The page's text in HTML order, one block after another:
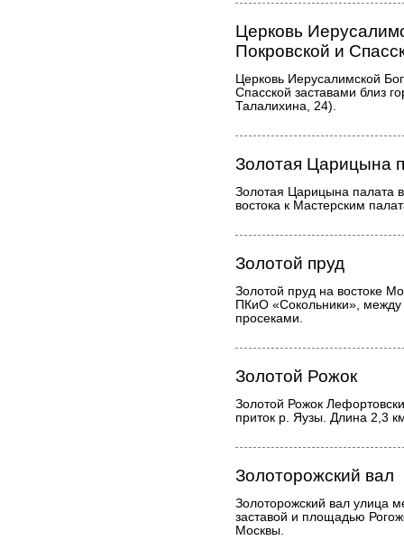
Церковь
Покровской и
Церковь Иерусалимской
Спасской заставами близ
Талалихина, 24).
Золотая Царицына
Золотая Царицына палата
востока к Мастерским
Золотой пруд
Золотой пруд на востоке
ПКиО «Сокольники»,
просеками.
Золотой Рожок
Золотой Рожок
приток р. Яузы. Длина 2,3
Золоторожский вал
Золоторожский вал улица
заставой и площадью
Москвы.